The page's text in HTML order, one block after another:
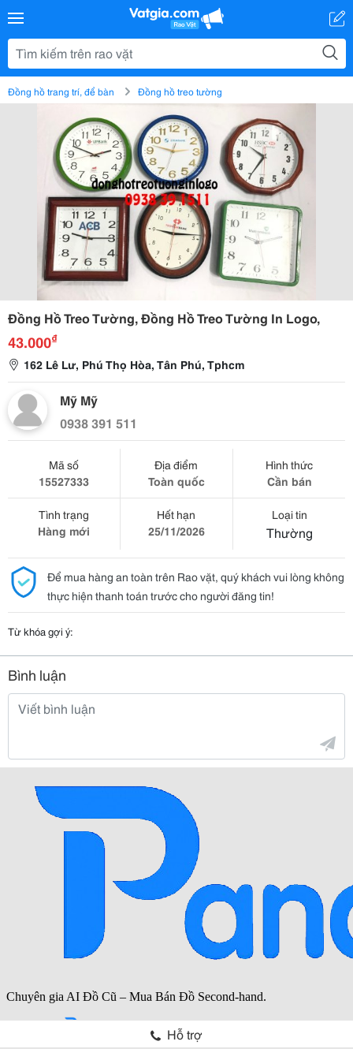
Đồng hồ trang trí, để bàn Đồng hồ treo tường
Đồng Hồ Treo Tường, Đồng Hồ Treo Tường In Logo,
43.000₫
162 Lê Lư, Phú Thọ Hòa, Tân Phú, Tphcm
Mỹ Mỹ
0938 391 511
Mã số
15527333
Địa điểm
Toàn quốc
Hình thức
Cần bán
Tình trạng
Hàng mới
Hết hạn
25/11/2026
Loại tin
Thường
Để mua hàng an toàn trên Rao vặt, quý khách vui lòng không
thực hiện thanh toán trước cho người đăng tin!
Từ khóa gợi ý:
Bình luận
Hỗ trợ